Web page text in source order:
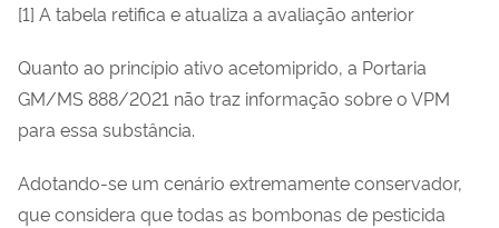
[1] A tabela retifica e atualiza a avaliação anterior
Quanto ao princípio ativo acetomiprido, a Portaria
GM/MS 888/2021 não traz informação sobre o VPM
para essa substância.
Adotando-se um cenário extremamente conservador,
que considera que todas as bombonas de pesticida